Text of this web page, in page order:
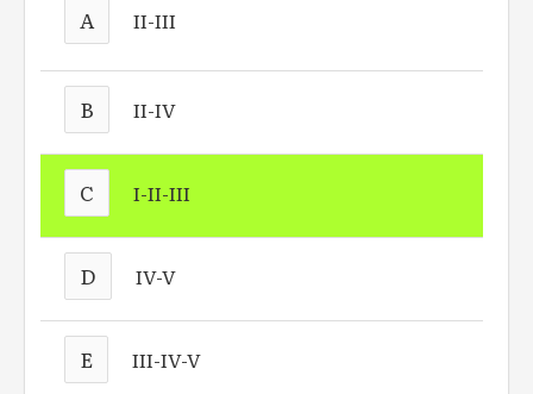
A II-III
B II-IV
C I-II-III
D IV-V
E III-IV-V